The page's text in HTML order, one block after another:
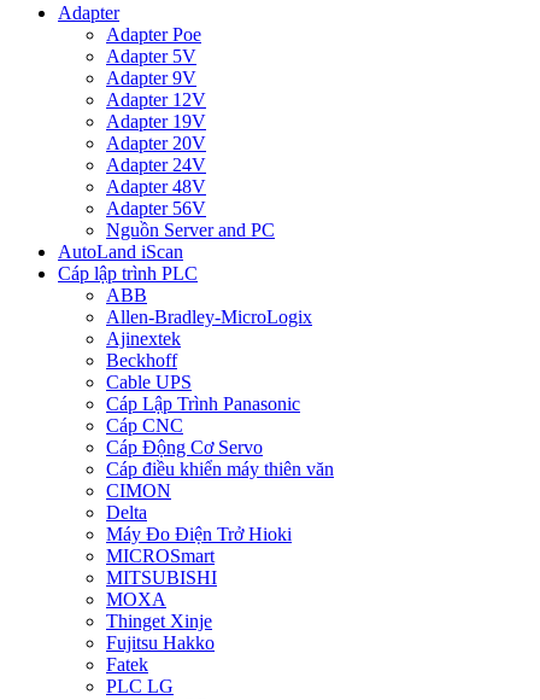
Adapter
Adapter Poe
Adapter 5V
Adapter 9V
Adapter 12V
Adapter 19V
Adapter 20V
Adapter 24V
Adapter 48V
Adapter 56V
Nguồn Server and PC
AutoLand iScan
Cáp lập trình PLC
ABB
Allen-Bradley-MicroLogix
Ajinextek
Beckhoff
Cable UPS
Cáp Lập Trình Panasonic
Cáp CNC
Cáp Động Cơ Servo
Cáp điều khiển máy thiên văn
CIMON
Delta
Máy Đo Điện Trở Hioki
MICROSmart
MITSUBISHI
MOXA
Thinget Xinje
Fujitsu Hakko
Fatek
PLC LG